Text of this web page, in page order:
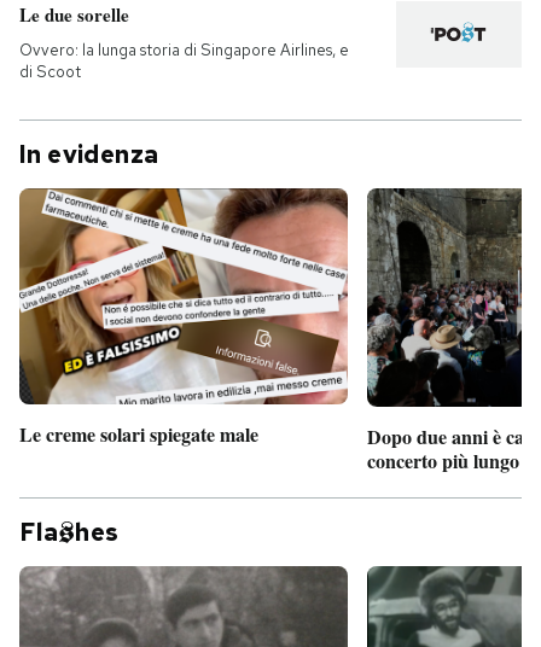
Le due sorelle
Ovvero: la lunga storia di Singapore Airlines, e
di Scoot
In evidenza
Le creme solari spiegate male
Dopo due anni è
concerto più lungo
Fla hes